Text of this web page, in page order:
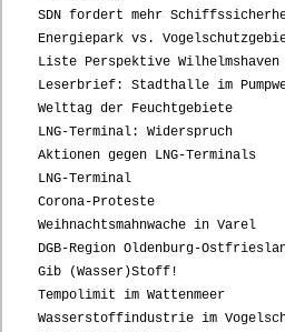
SDN fordert mehr
Energiepark vs.
Liste Perspektive Wilhelmshaven
Leserbrief: Stadthalle im
Welttag der Feuchtgebiete
LNG-Terminal: Widerspruch
Aktionen gegen LNG-Terminals
LNG-Terminal
Corona-Proteste
Weihnachtsmahnwache in Varel
DGB-Region Oldenburg-
Gib (Wasser)Stoff!
Tempolimit im Wattenmeer
Wasserstoffindustrie im